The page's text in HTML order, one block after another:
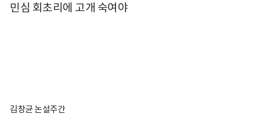
민심 회초리에 고개 숙여야
김창균 논설주간